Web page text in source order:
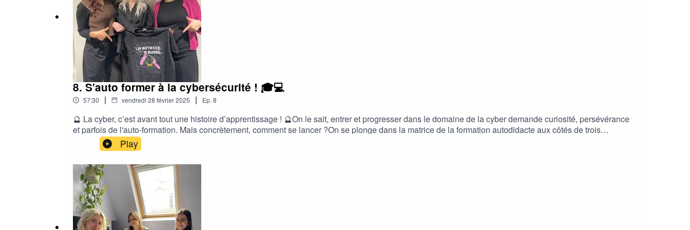
Réalisation et post-production : Pôle d’excellence cyber
8. S'auto former à la cybersécurité ! 🎓💻
57:30 | vendredi 28 février 2025 | Ep. 8
🔮 La cyber, c’est avant tout une histoire d’apprentissage ! 🔮On le sait, entrer et progresser dans le domaine de la cyber demande curiosité, persévérance
et parfois de l'auto-formation. Mais concrètement, comment se lancer ?On se plonge dans la matrice de la formation autodidacte aux côtés de trois
passionnés, qui ont su tracer leur chemin : Livia, Mehdi et Lucas. Au programme : des parcours inspirants, des conseils concrets, des ressources et
beaucoup de blagues foirées.
Play